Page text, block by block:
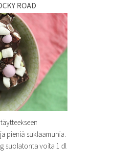
ROAD
pieniä suklaamunia.
suolatonta voita 1 dl